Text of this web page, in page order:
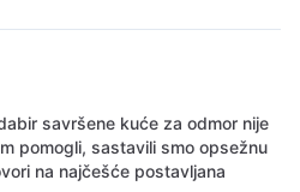
savršene kuće za odmor nije
pomogli, sastavili smo opsežnu
na najčešće postavljana